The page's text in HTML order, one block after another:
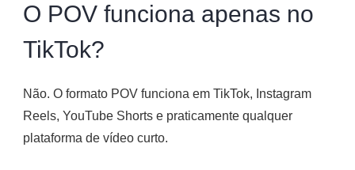
O POV funciona apenas no
TikTok?
Não. O formato POV funciona em TikTok, Instagram
Reels, YouTube Shorts e praticamente qualquer
plataforma de vídeo curto.